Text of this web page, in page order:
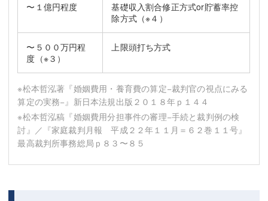
〜１億円程度
基礎収入割合修正方式or貯蓄率控
除方式（※４）
〜５００万円程
度 （※３）
上限頭打ち方式
※松本哲泓著『婚姻費用・養育費の算定−裁判官の視点にみる
算定の実務−』新日本法規出版２０１８年ｐ１４４
※松本哲泓稿『婚姻費用分担事件の審理−手続と裁判例の検
討』／『家庭裁判月報 平成２２年１１月＝６２巻１１号』
最高裁判所事務総局ｐ８３〜８５